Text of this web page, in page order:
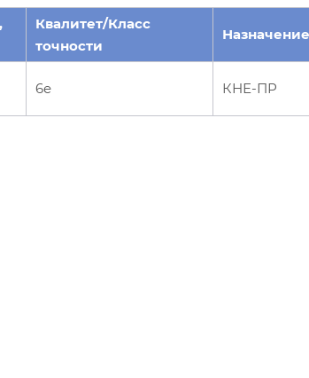
Квалитет/Класс
точности
Назначение
6e КНЕ-ПР